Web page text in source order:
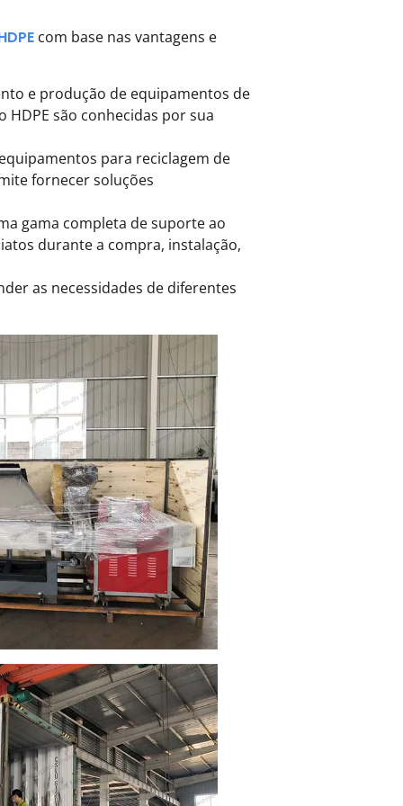
com base nas vantagens e
e produção de equipamentos de
são conhecidas por sua
para reciclagem de
fornecer soluções
gama completa de suporte ao
durante a compra, instalação,
as necessidades de diferentes